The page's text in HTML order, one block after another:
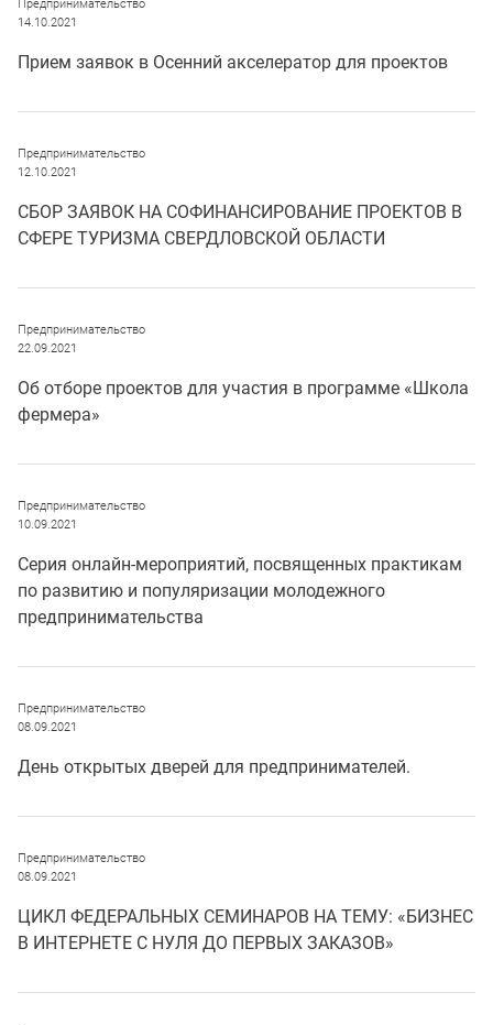
Предпринимательство
14.10.2021
Прием заявок в Осенний акселератор для проектов
Предпринимательство
12.10.2021
СБОР ЗАЯВОК НА СОФИНАНСИРОВАНИЕ ПРОЕКТОВ В
СФЕРЕ ТУРИЗМА СВЕРДЛОВСКОЙ ОБЛАСТИ
Предпринимательство
22.09.2021
Об отборе проектов для участия в программе «Школа
фермера»
Предпринимательство
10.09.2021
Cерия онлайн-мероприятий, посвященных практикам
по развитию и популяризации молодежного
предпринимательства
Предпринимательство
08.09.2021
День открытых дверей для предпринимателей.
Предпринимательство
08.09.2021
ЦИКЛ ФЕДЕРАЛЬНЫХ СЕМИНАРОВ НА ТЕМУ: «БИЗНЕС
В ИНТЕРНЕТЕ С НУЛЯ ДО ПЕРВЫХ ЗАКАЗОВ»